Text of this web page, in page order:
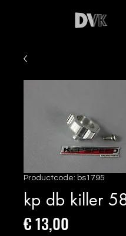
Productcode: bs1795
kp db killer
€ 13,00